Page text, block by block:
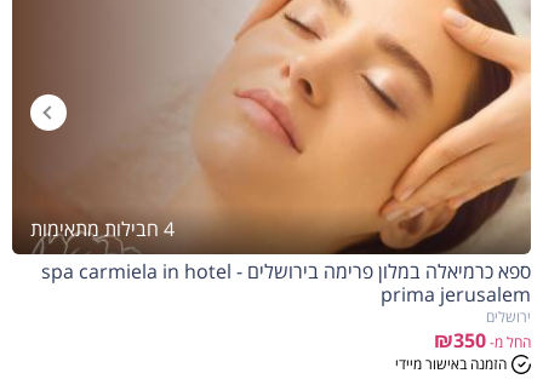
4 חבילות מתאימות
ספא כרמיאלה במלון פרימה בירושלים - spa carmiela in hotel
prima jerusalem
ירושלים
החל מ-₪350
הזמנה באישור מיידי